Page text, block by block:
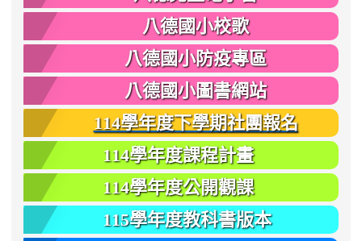
八德國小校歌
八德國小防疫專區
八德國小圖書網站
114學年度下學期社團報名
114學年度課程計畫
114學年度公開觀課
115學年度教科書版本